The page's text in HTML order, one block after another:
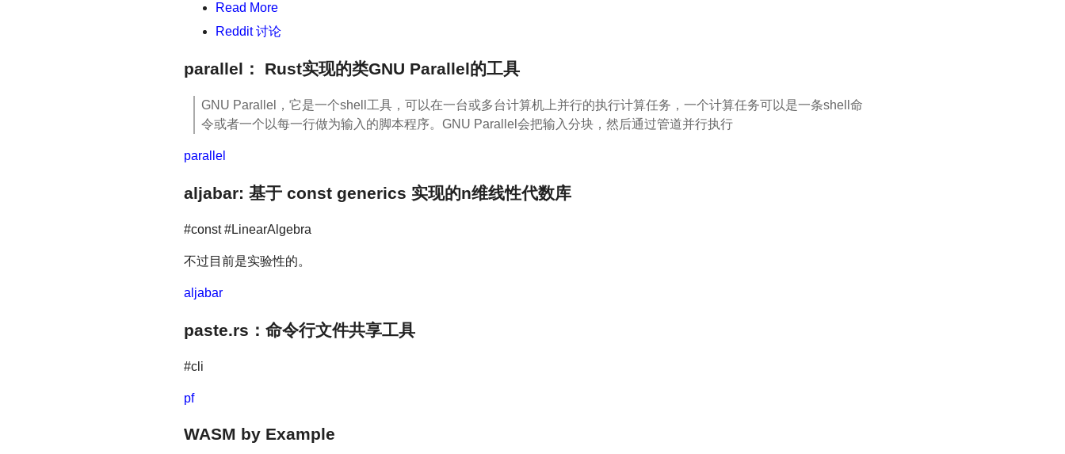
Read More
Reddit 讨论
parallel： Rust实现的类GNU Parallel的工具
GNU Parallel，它是一个shell工具，可以在一台或多台计算机上并行的执行计算任务，一个计算任务可以是一条shell命
令或者一个以每一行做为输入的脚本程序。GNU Parallel会把输入分块，然后通过管道并行执行
parallel
aljabar: 基于 const generics 实现的n维线性代数库
#const #LinearAlgebra
不过目前是实验性的。
aljabar
paste.rs：命令行文件共享工具
#cli
pf
WASM by Example